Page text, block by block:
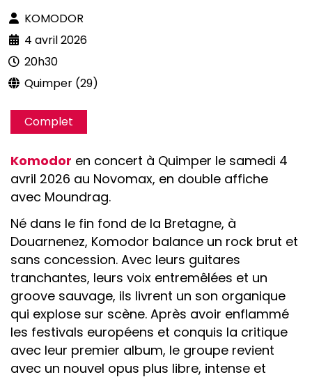
KOMODOR
4 avril 2026
20h30
Quimper (29)
Complet
Komodor en concert à Quimper le samedi 4
avril 2026 au Novomax, en double affiche
avec Moundrag.
Né dans le fin fond de la Bretagne, à
Douarnenez, Komodor balance un rock brut et
sans concession. Avec leurs guitares
tranchantes, leurs voix entremêlées et un
groove sauvage, ils livrent un son organique
qui explose sur scène. Après avoir enflammé
les festivals européens et conquis la critique
avec leur premier album, le groupe revient
avec un nouvel opus plus libre, intense et